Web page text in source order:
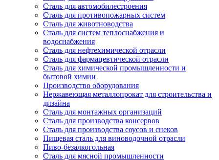
Сталь для автомобилестроения
Сталь для противопожарных систем
Сталь для животноводства
Сталь для систем теплоснабжения и
водоснабжения
Сталь для нефтехимической отрасли
Сталь для фармацевтической отрасли
Сталь для химической промышленности и
бытовой химии
Производство оборудования
Нержавеющая металлопрокат для строительства и
дизайна
Сталь для монтажных организаций
Сталь для производства консервов
Сталь для производства соусов и снеков
Пищевая сталь для виноводочной отрасли
Пиво-безалкогольная
Сталь для мясной промышленности